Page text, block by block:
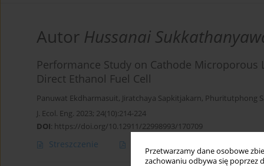
Przetwarzamy dane osobowe
zachowaniu odbywa się poprzez
Autor Hussanai
Performance Study on Cathode Microporous
Direct Ethanol Fuel Cell
Panuwat Ekdharmasuit, Jiratchaya Sapkitjakarn, Phuritutphong
J. Ecol. Eng. 2023; 24(10):214-224
DOI: https://doi.org/10.12911/22998993/170709
Streszczenie